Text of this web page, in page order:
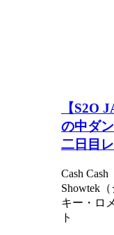
【S2O
の中ダ
二日目
Cash
Showtek
キー・ロ
ト